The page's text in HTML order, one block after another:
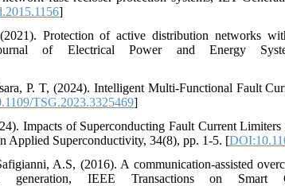
]
Protection of active distribution networks
Journal of Electrical Power and Energy
P. T, (2024). Intelligent Multi-Functional Fault
TSG.2023.3325469]
Impacts of Superconducting Fault Current Limiters
Applied Superconductivity, 34(8), pp. 1-5. [
A.S, (2016). A communication-assisted
generation, IEEE Transactions on